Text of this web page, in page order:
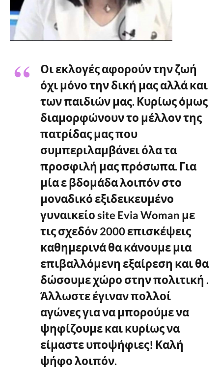
Οι εκλογές αφορούν την ζωή
όχι μόνο την δική μας αλλά και
των παιδιών μας. Κυρίως όμως
διαμορφώνουν το μέλλον της
πατρίδας μας που
συμπεριλαμβάνει όλα τα
προσφιλή μας πρόσωπα. Για
μία ε βδομάδα λοιπόν στο
μοναδικό εξιδεικευμένο
γυναικείο site Evia Woman με
τις σχεδόν 2000 επισκέψεις
καθημερινά θα κάνουμε μια
επιβαλλόμενη εξαίρεση και θα
δώσουμε χώρο στην πολιτική .
Άλλωστε έγιναν πολλοί
αγώνες για να μπορούμε να
ψηφίζουμε και κυρίως να
είμαστε υποψήφιες! Καλή
ψήφο λοιπόν.